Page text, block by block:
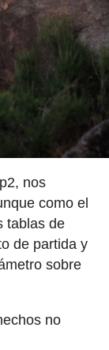
nos
como el
tablas de
de partida y
sobre
no